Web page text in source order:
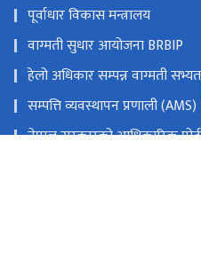
पूर्वाधार विकास मन्त्रालय
वाग्मती सुधार आयोजना BRBIP
हेलो अधिकार सम्पन्न वाग्मती
सम्पत्ति व्यवस्थापन प्रणाली (AMS)
नेपाल सरकारको आधिकारिक